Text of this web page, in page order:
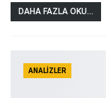
DAHA FAZLA OKU...
ANALIZLER